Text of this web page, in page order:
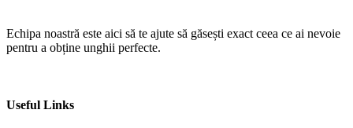
Echipa noastră este aici să te ajute să găsești exact ceea ce ai nevoie
pentru a obține unghii perfecte.
Useful Links